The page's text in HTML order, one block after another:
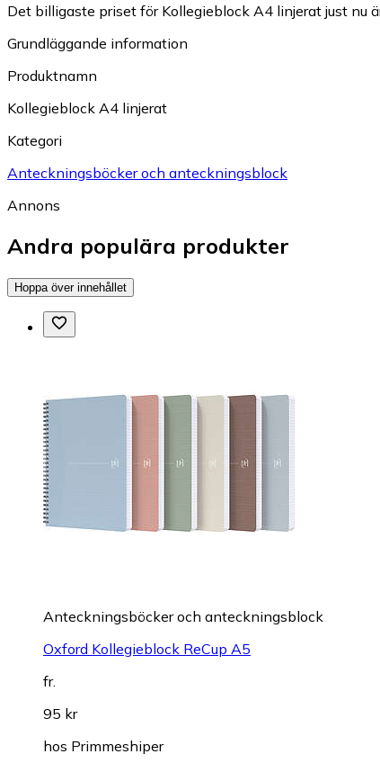
Det billigaste priset för Kollegieblock A4 linjerat just nu
Grundläggande information
Produktnamn
Kollegieblock A4 linjerat
Kategori
Anteckningsböcker och anteckningsblock
Annons
Andra populära produkter
Hoppa över innehållet
Anteckningsböcker och anteckningsblock
Oxford Kollegieblock ReCup A5
fr.
95 kr
hos Primmeshiper